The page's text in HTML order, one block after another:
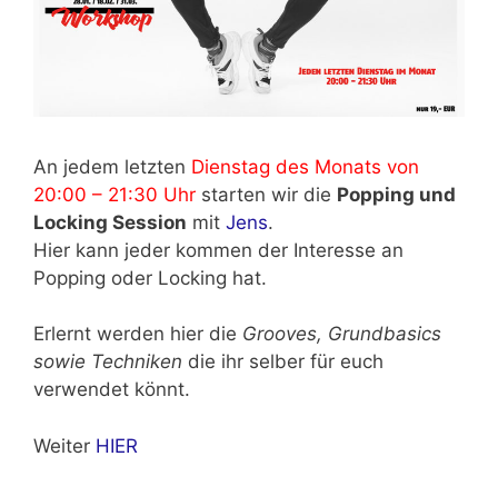
An jedem letzten Dienstag des Monats von
20:00 – 21:30 Uhr starten wir die Popping und
Locking Session mit Jens.
Hier kann jeder kommen der Interesse an
Popping oder Locking hat.
Erlernt werden hier die Grooves, Grundbasics
sowie Techniken die ihr selber für euch
verwendet könnt.
Weiter HIER